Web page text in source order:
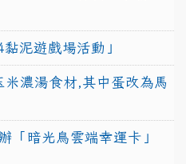
泥遊戲場活動」
濃湯食材,其中蛋改為馬
「暗光鳥雲端幸運卡」